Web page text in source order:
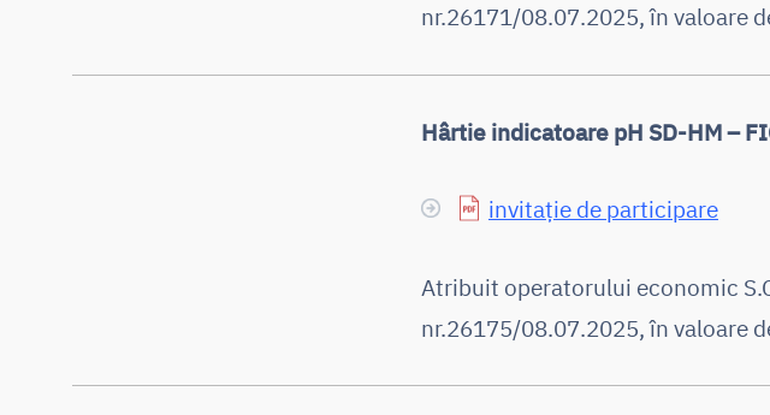
nr.26171/08.07.2025, în valoare
Hârtie indicatoare pH SD-HM –
invitație de participare
Atribuit operatorului economic
nr.26175/08.07.2025, în valoare